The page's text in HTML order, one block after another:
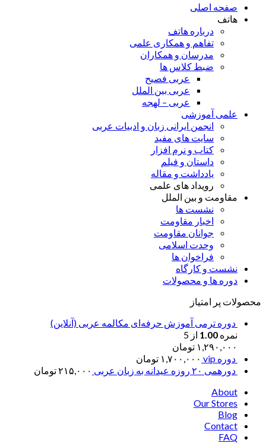
صفحه اصلی
هاتف
درباره هاتف
تفاهم و همکاری علمی
مدرسان و همکاران
ضبط کلاس ها
عربی فصیح
عربی بین الملل
عربی – لهجه
علمی آموزشی
انجمن ایرانی زبان و ادبیات عربی
سایت های مفید
کتاب و نرم افزار
داستان و فیلم
یادداشت و مقاله
رویداد های علمی
مقاومت و بین الملل
نشست ها
اخبار مقاومت
جوانان مقاومت
وحدت اسلامی
فراخوان ها
نشست و کارگاه
دوره ها و محصولات
محصولات پر امتیاز
دوره ترمی آموزش حرفه‌ای مکالمه عربی (آنلاین)
نمره 1.00 از 5
۱,۲۹۰,۰۰۰ تومان
دوره vip
۱,۷۰۰,۰۰۰ تومان
دورهمی ۲۰ روزه عیدانه به زبان عربی
۲۱۵,۰۰۰تومان
About
Our Stores
Blog
Contact
FAQ